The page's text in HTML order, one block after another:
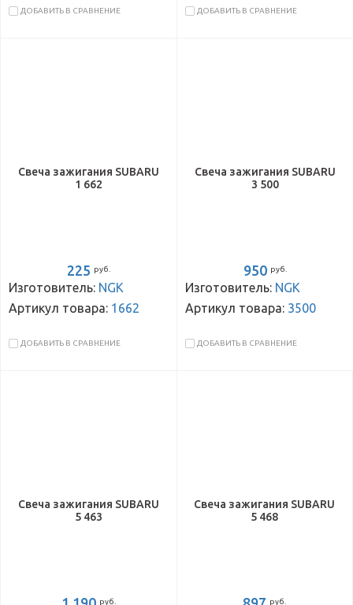
ДОБАВИТЬ В СРАВНЕНИЕ ДОБАВИТЬ В СРАВНЕНИЕ
Свеча зажигания SUBARU
1 662
225 руб.
Изготовитель: NGK
Артикул товара: 1662
ДОБАВИТЬ В СРАВНЕНИЕ
Свеча зажигания SUBARU
3 500
950 руб.
Изготовитель: NGK
Артикул товара: 3500
ДОБАВИТЬ В СРАВНЕНИЕ
Свеча зажигания SUBARU
5 463
руб.
Свеча зажигания SUBARU
5 468
руб.